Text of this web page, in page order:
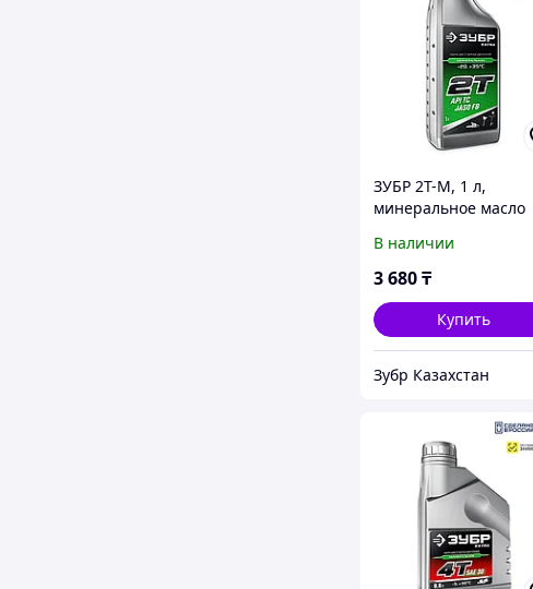
ЗУБР 2Т-М, 1 л,
минеральное масло
двигателей, EXTRA
(70602-1)
В наличии
3 680₸
Купить
Зубр Казахстан